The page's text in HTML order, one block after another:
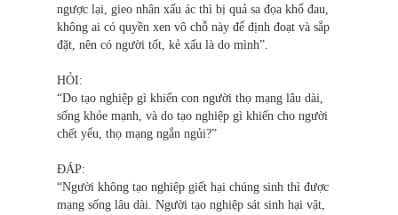
ngược lại, gieo nhân xấu ác thì bị quả sa đọa khổ đau,
không ai có quyền xen vô chỗ này để định đoạt và sắp
đặt, nên có người tốt, kẻ xấu là do mình”.
HỎI:
“Do tạo nghiệp gì khiến con người thọ mạng lâu dài,
sống khỏe mạnh, và do tạo nghiệp gì khiến cho người
chết yểu, thọ mạng ngắn ngủi?”
ĐÁP:
“Người không tạo nghiệp giết hại chúng sinh thì được
mạng sống lâu dài. Người tạo nghiệp sát sinh hại vật,